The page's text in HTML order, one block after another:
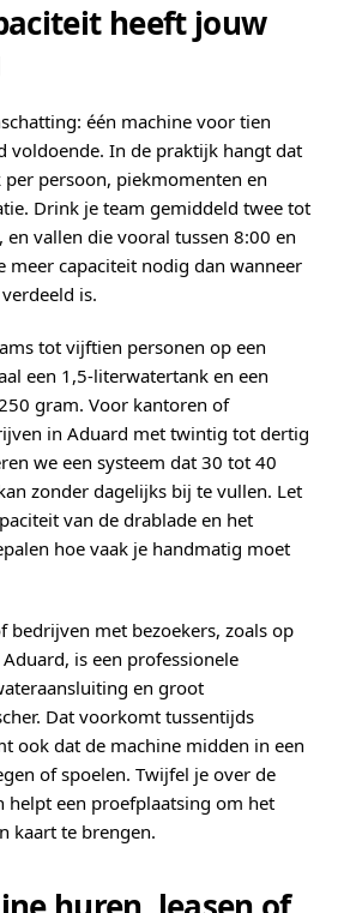
heeft jouw
één machine voor tien
voldoende. In de praktijk hangt dat
persoon, piekmomenten en
Drink je team gemiddeld twee tot
vallen die vooral tussen 8:00 en
meer capaciteit nodig dan wanneer
is.
tot vijftien personen op een
een 1,5-literwatertank en een
gram. Voor kantoren of
in Aduard met twintig tot dertig
we een systeem dat 30 tot 40
zonder dagelijks bij te vullen. Let
van de drablade en het
hoe vaak je handmatig moet
bedrijven met bezoekers, zoals op
is een professionele
en groot
Dat voorkomt tussentijds
ook dat de machine midden in een
of spoelen. Twijfel je over de
helpt een proefplaatsing om het
kaart te brengen.